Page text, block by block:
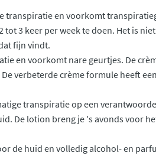
transpiratie en voorkomt
3 keer per week te doen. Het is
fijn vindt.
en voorkomt nare geurtjes. De
verbeterde crème formule heeft
transpiratie op een
De lotion breng je 's avonds voor
de huid en volledig alcohol- en